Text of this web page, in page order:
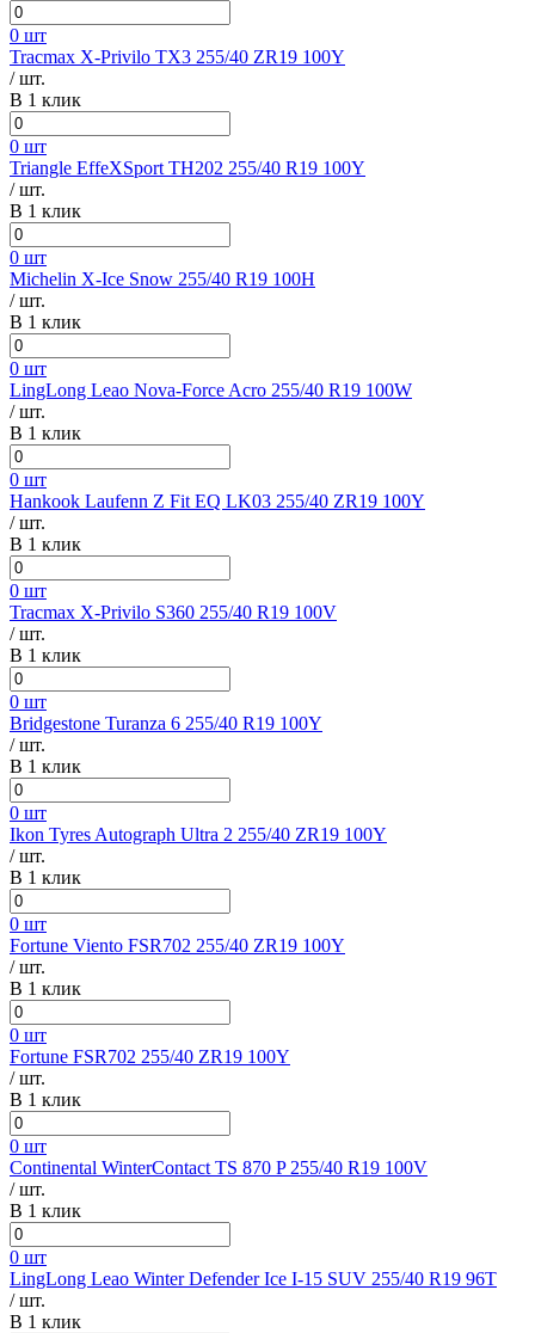
0 шт
Tracmax X-Privilo TX3 255/40 ZR19 100Y
/ шт.
В 1 клик
0 шт
Triangle EffeXSport TH202 255/40 R19 100Y
/ шт.
В 1 клик
0 шт
Michelin X-Ice Snow 255/40 R19 100H
/ шт.
В 1 клик
0 шт
LingLong Leao Nova-Force Acro 255/40 R19 100W
/ шт.
В 1 клик
0 шт
Hankook Laufenn Z Fit EQ LK03 255/40 ZR19 100Y
/ шт.
В 1 клик
0 шт
Tracmax X-Privilo S360 255/40 R19 100V
/ шт.
В 1 клик
0 шт
Bridgestone Turanza 6 255/40 R19 100Y
/ шт.
В 1 клик
0 шт
Ikon Tyres Autograph Ultra 2 255/40 ZR19 100Y
/ шт.
В 1 клик
0 шт
Fortune Viento FSR702 255/40 ZR19 100Y
/ шт.
В 1 клик
0 шт
Fortune FSR702 255/40 ZR19 100Y
/ шт.
В 1 клик
0 шт
Continental WinterContact TS 870 P 255/40 R19 100V
/ шт.
В 1 клик
0 шт
LingLong Leao Winter Defender Ice I-15 SUV 255/40 R19 96T
/ шт.
В 1 клик